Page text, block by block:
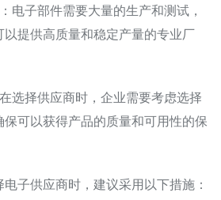
电子部件需要大量的生产和测试，
提供高质量和稳定产量的专业厂
选择供应商时，企业需要考虑选择
可以获得产品的质量和可用性的保
子供应商时，建议采用以下措施：